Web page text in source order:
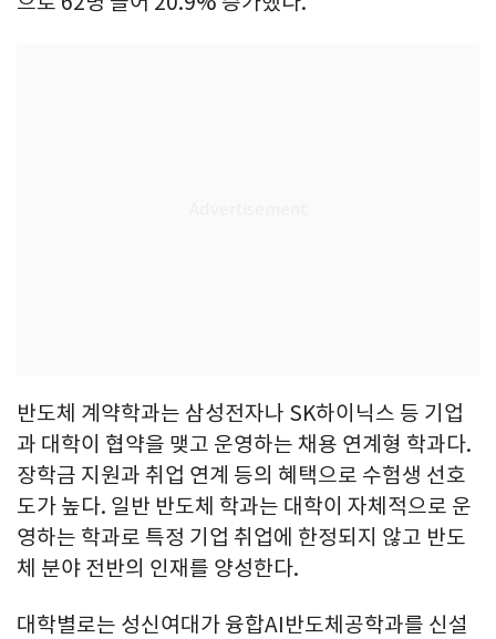
반도체 계약학과는 삼성전자나 SK하이닉스 등 기업
과 대학이 협약을 맺고 운영하는 채용 연계형 학과다.
장학금 지원과 취업 연계 등의 혜택으로 수험생 선호
도가 높다. 일반 반도체 학과는 대학이 자체적으로 운
영하는 학과로 특정 기업 취업에 한정되지 않고 반도
체 분야 전반의 인재를 양성한다.
대학별로는 성신여대가 융합AI반도체공학과를 신설